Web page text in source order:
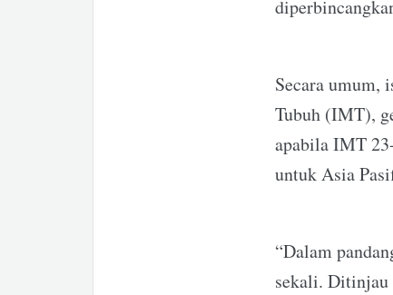
Secara umum,
Tubuh (IMT),
apabila IMT
untuk Asia
“Dalam
sekali. Ditinjau